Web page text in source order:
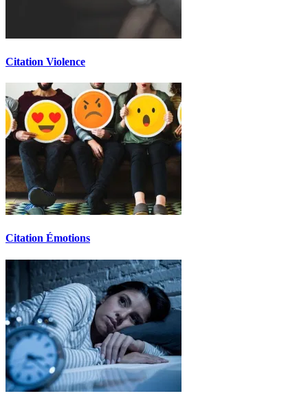
Citation Violence
Citation Émotions